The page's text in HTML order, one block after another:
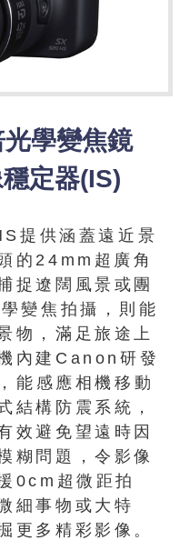
學變焦鏡
定器(IS)
提供涵蓋遠近景
的24mm超廣角
捉遼闊風景或團
變焦拍攝，則能
物，滿足旅途上
內建Canon研發
能感應相機移動
結構防震系統，
效避免望遠時因
糊問題，令影像
0cm超微距拍
細事物或大特
更多精彩影像。